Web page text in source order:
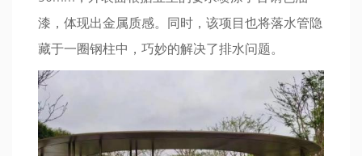
漆，体现出金属质感。同时，该项目也将落水管隐
藏于一圈钢柱中，巧妙的解决了排水问题。